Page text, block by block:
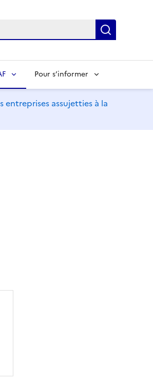
Pour s’informer
assujetties à la